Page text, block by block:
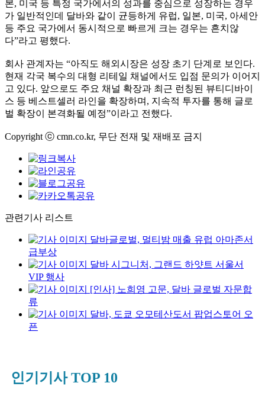
본, 미국 등 특정 국가에서의 성과를 중심으로 성장하는 경우
가 일반적인데 달바와 같이 균등하게 유럽, 일본, 미국, 아세안
등 주요 국가에서 동시적으로 빠르게 크는 경우는 흔치않
다”라고 평했다.
회사 관계자는 “아직도 해외시장은 성장 초기 단계로 보인다.
현재 각국 복수의 대형 리테일 채널에서도 입점 문의가 이어지
고 있다. 앞으로도 주요 채널 확장과 최근 런칭된 뷰티디바이
스 등 베스트셀러 라인을 확장하며, 지속적 투자를 통해 글로
벌 확장이 본격화될 예정”이라고 전했다.
Copyright ⓒ cmn.co.kr, 무단 전재 및 재배포 금지
관련기사 리스트
달바글로벌, 멀티밤 매출 유럽 아마존서
급부상
달바 시그니처, 그랜드 하얏트 서울서
VIP 행사
[인사] 노희영 고문, 달바 글로벌 자문합
류
달바, 도쿄 오모테산도서 팝업스토어 오
픈
인기기사 TOP 10